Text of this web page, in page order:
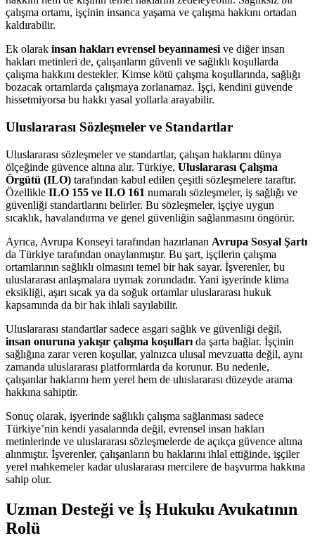
çalışma ortamı, işçinin insanca yaşama ve çalışma hakkını ortadan
kaldırabilir.
Ek olarak insan hakları evrensel beyannamesi ve diğer insan
hakları metinleri de, çalışanların güvenli ve sağlıklı koşullarda
çalışma hakkını destekler. Kimse kötü çalışma koşullarında, sağlığı
bozacak ortamlarda çalışmaya zorlanamaz. İşçi, kendini güvende
hissetmiyorsa bu hakkı yasal yollarla arayabilir.
Uluslararası Sözleşmeler ve Standartlar
Uluslararası sözleşmeler ve standartlar, çalışan haklarını dünya
ölçeğinde güvence altına alır. Türkiye, Uluslararası Çalışma
Örgütü (ILO) tarafından kabul edilen çeşitli sözleşmelere taraftır.
Özellikle ILO 155 ve ILO 161 numaralı sözleşmeler, iş sağlığı ve
güvenliği standartlarını belirler. Bu sözleşmeler, işçiye uygun
sıcaklık, havalandırma ve genel güvenliğin sağlanmasını öngörür.
Ayrıca, Avrupa Konseyi tarafından hazırlanan Avrupa Sosyal Şartı
da Türkiye tarafından onaylanmıştır. Bu şart, işçilerin çalışma
ortamlarının sağlıklı olmasını temel bir hak sayar. İşverenler, bu
uluslararası anlaşmalara uymak zorundadır. Yani işyerinde klima
eksikliği, aşırı sıcak ya da soğuk ortamlar uluslararası hukuk
kapsamında da bir hak ihlali sayılabilir.
Uluslararası standartlar sadece asgari sağlık ve güvenliği değil,
insan onuruna yakışır çalışma koşulları da şarta bağlar. İşçinin
sağlığına zarar veren koşullar, yalnızca ulusal mevzuatta değil, aynı
zamanda uluslararası platformlarda da korunur. Bu nedenle,
çalışanlar haklarını hem yerel hem de uluslararası düzeyde arama
hakkına sahiptir.
Sonuç olarak, işyerinde sağlıklı çalışma sağlanması sadece
Türkiye’nin kendi yasalarında değil, evrensel insan hakları
metinlerinde ve uluslararası sözleşmelerde de açıkça güvence altına
alınmıştır. İşverenler, çalışanların bu haklarını ihlal ettiğinde, işçiler
yerel mahkemeler kadar uluslararası mercilere de başvurma hakkına
sahip olur.
Uzman Desteği ve İş Hukuku Avukatının
Rolü